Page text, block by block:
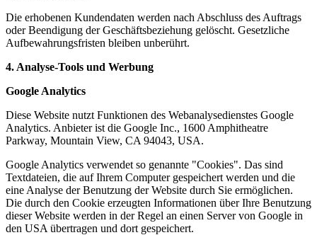
Die erhobenen Kundendaten werden nach Abschluss des Auftrags
oder Beendigung der Geschäftsbeziehung gelöscht. Gesetzliche
Aufbewahrungsfristen bleiben unberührt.
4. Analyse-Tools und Werbung
Google Analytics
Diese Website nutzt Funktionen des Webanalysedienstes Google
Analytics. Anbieter ist die Google Inc., 1600 Amphitheatre
Parkway, Mountain View, CA 94043, USA.
Google Analytics verwendet so genannte "Cookies". Das sind
Textdateien, die auf Ihrem Computer gespeichert werden und die
eine Analyse der Benutzung der Website durch Sie ermöglichen.
Die durch den Cookie erzeugten Informationen über Ihre Benutzung
dieser Website werden in der Regel an einen Server von Google in
den USA übertragen und dort gespeichert.